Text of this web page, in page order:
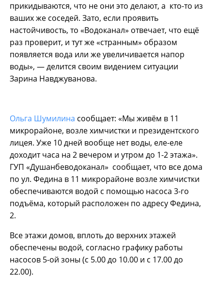
прикидываются, что не они это делают, а кто-то из
ваших же соседей. Зато, если проявить
настойчивость, то «Водоканал» отвечает, что ещё
раз проверит, и тут же «странным» образом
появляется вода или же увеличивается напор
воды», — делится своим видением ситуации
Зарина Навджуванова.
Ольга Шумилина сообщает: «Мы живём в 11
микрорайоне, возле химчистки и президентского
лицея. Уже 10 дней вообще нет воды, еле-еле
доходит часа на 2 вечером и утром до 1-2 этажа».
ГУП «Душанбеводоканал» сообщает, что все дома
по ул. Федина в 11 микрорайоне возле химчистки
обеспечиваются водой с помощью насоса 3-го
подъёма, который расположен по адресу Федина,
2.
Все этажи домов, вплоть до верхних этажей
обеспечены водой, согласно графику работы
насосов 5-ой зоны (с 5.00 до 10.00 и с 17.00 до
22.00).